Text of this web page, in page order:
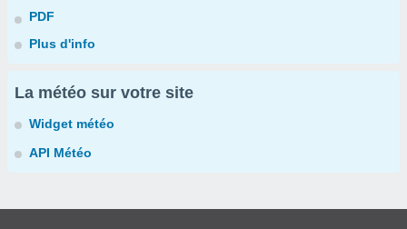
PDF
Plus d'info
La météo sur votre site
Widget météo
API Météo